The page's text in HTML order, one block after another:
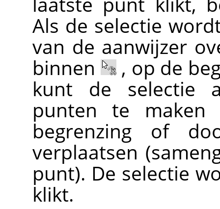
Als de selectie
van de aanwijzer
binnen
, op de
kunt de selectie
punten te
begrenzing of
verplaatsen
punt). De selectie
klikt.